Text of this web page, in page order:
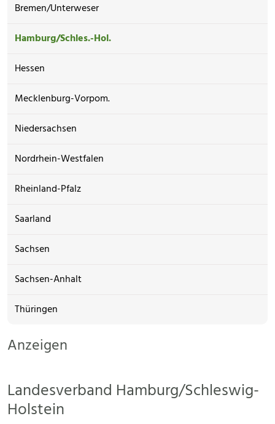
Bremen/Unterweser
Hamburg/Schles.-Hol.
Hessen
Mecklenburg-Vorpom.
Niedersachsen
Nordrhein-Westfalen
Rheinland-Pfalz
Saarland
Sachsen
Sachsen-Anhalt
Thüringen
Anzeigen
Landesverband Hamburg/Schleswig-
Holstein